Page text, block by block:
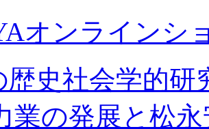
オンラインシ
歴史社会学的研
業の発展と松